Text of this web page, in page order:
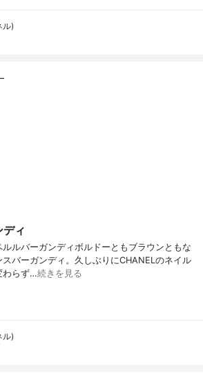
ル)
ィ
ルルバーガンディボルドーともブラウンともな
バーガンディ。久しぶりにCHANELのネイル
わらず…続きを見る
ル)